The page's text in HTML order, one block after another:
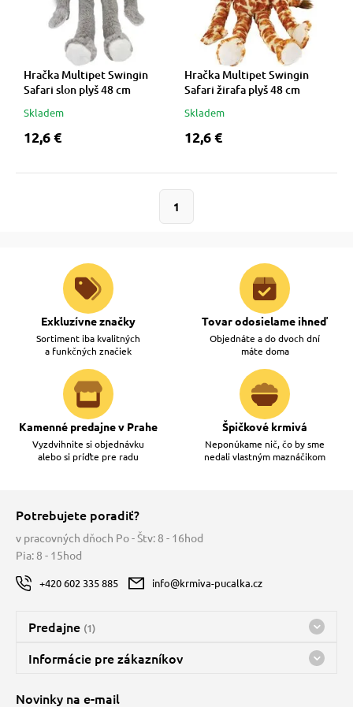
a ohlávky
so psom
mačky
podložky
poukazy
Hračka Multipet Swingin
Safari slon plyš 48 cm
Skladem
12,6 €
Hračka Multipet Swingin
Safari žirafa plyš 48 cm
Skladem
12,6 €
1
Exkluzívne značky
Sortiment iba kvalitných
a funkčných značiek
Tovar odosielame ihneď
Objednáte a do dvoch dní
máte doma
Kamenné predajne v Prahe
Vyzdvihnite si objednávku
alebo si príďte pre radu
Špičkové krmivá
Neponúkame nič, čo by sme
nedali vlastným maznáčikom
Potrebujete poradiť?
v pracovných dňoch Po - Štv: 8 - 16hod
Pia: 8 - 15hod
+420 602 335 885 info@krmiva-pucalka.cz
Predajne (1)
Predajňa a sklad Kbely
Bohužiaľ, momentálne máme zatvorené
Informácie pre zákazníkov
Novinky na e-mail